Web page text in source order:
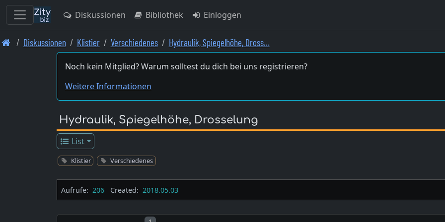
Skip
Diskussionen Bibliothek Einloggen
Diskussionen Klistier Verschiedenes Hydraulik, Spiegelhöhe, Dross…
Noch kein Mitglied? Warum solltest du dich bei uns registrieren?
Weitere Informationen
Hydraulik, Spiegelhöhe, Drosselung
List
Klistier Verschiedenes
Aufrufe: 206 Created: 2018.05.03